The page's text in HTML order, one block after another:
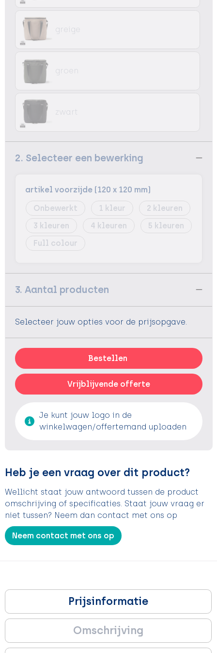
greige
groen
zwart
2. Selecteer een bewerking
artikel voorzijde (120 x 120 mm)
Onbewerkt
1
2
3
4
5
Full colour
3. Aantal producten
Selecteer jouw opties voor de prijsopgave.
Bestellen
Vrijblijvende offerte
Je kunt jouw logo in de
winkelwagen/offertemand uploaden
Heb je een vraag over dit product?
Wellicht staat jouw antwoord tussen de product
omschrijving of specificaties. Staat jouw vraag er
niet tussen? Neem dan contact met ons op
Neem contact met ons op
Prijsinformatie
Omschrijving